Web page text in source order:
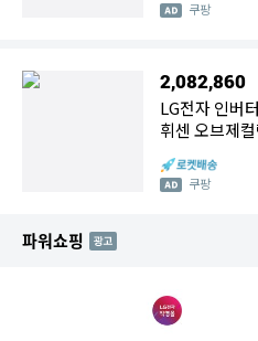
쿠팡
2,082,860
LG전자 인버
휘센 오브제
쿠팡
파워쇼핑 AD